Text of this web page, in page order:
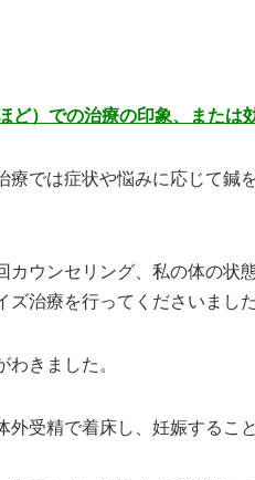
ど）での治療の印象、または
療では症状や悩みに応じて
カウンセリング、私の体の
ズ治療を行ってくださいまし
きました。
外受精で着床し、妊娠するこ